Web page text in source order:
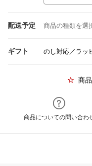
配送予定 商品の種類を選
ギフト のし対応／ラッ
商
商品についての問い合わ